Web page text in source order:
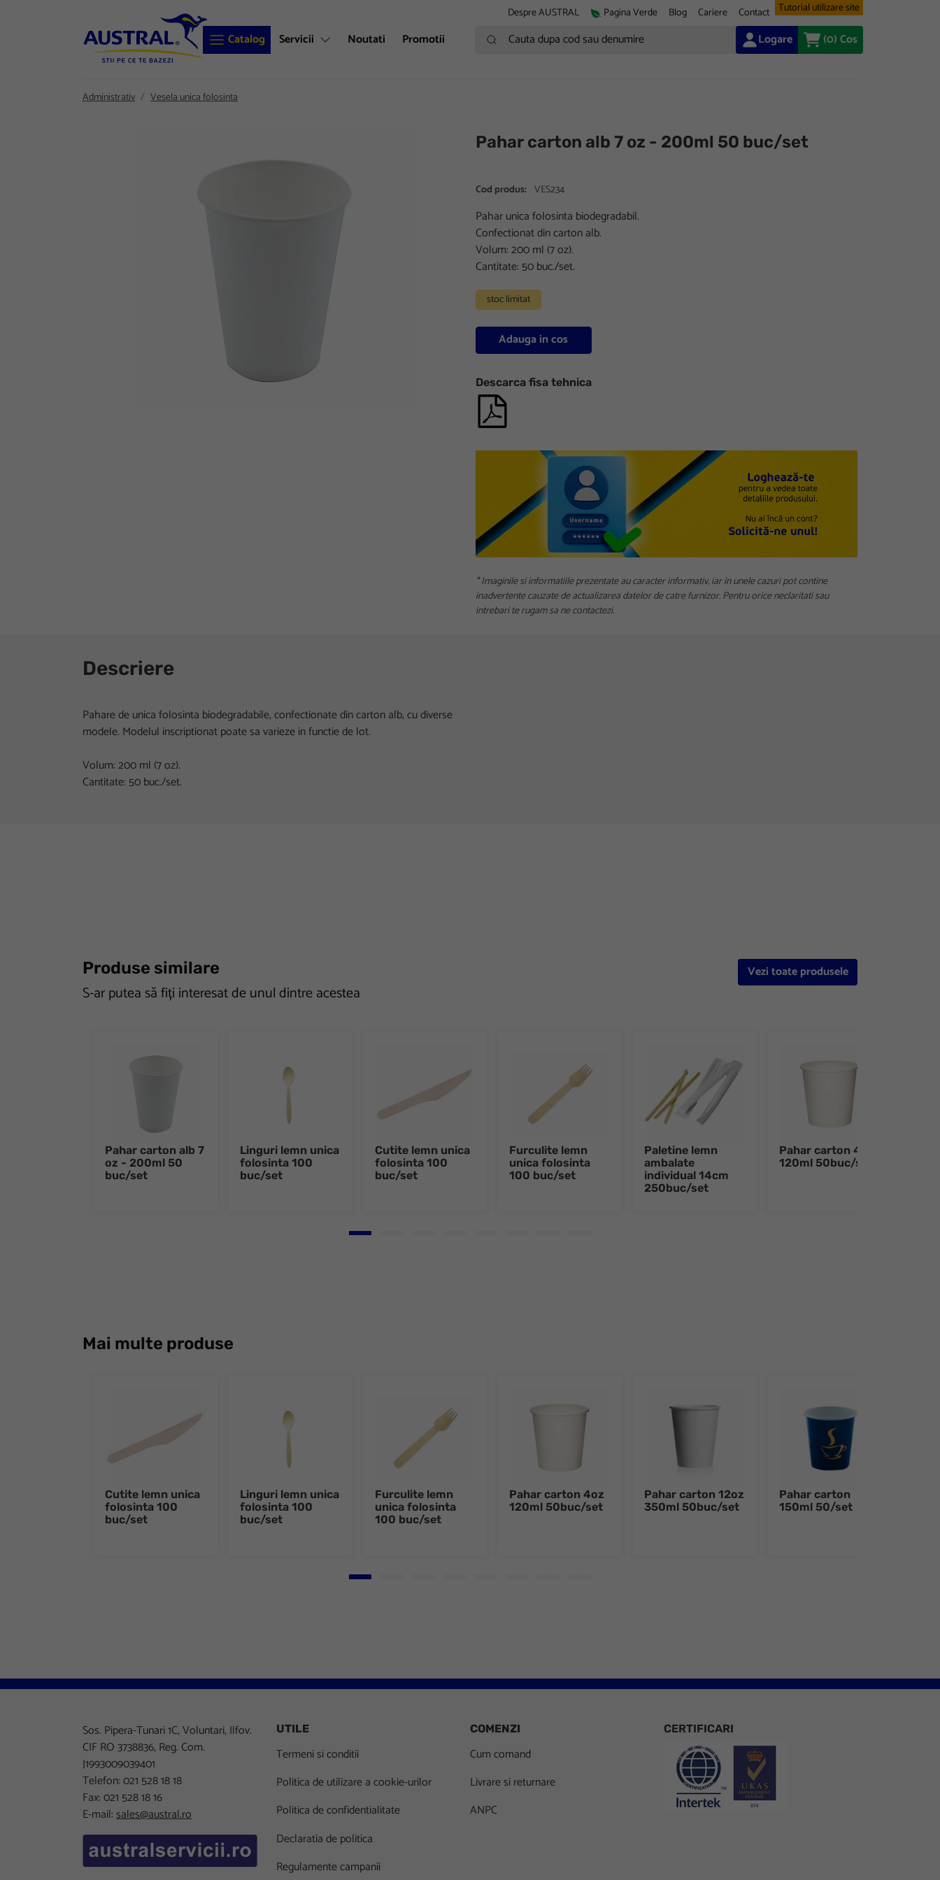
Despre AUSTRAL Pagina Verde Blog Cariere Contact Tutorial utilizare site
Catalog Servicii Noutati Promotii Cauta dupa cod sau denumire Logare (0)Cos
Administrativ Vesela unica folosinta
Pahar carton alb 7 oz - 200ml 50 buc/set
Cod produs: VES234
Pahar unica folosinta biodegradabil.
Confectionat din carton alb.
Volum: 200 ml (7 oz).
Cantitate: 50 buc./set.
stoc limitat
Adauga in cos
Descarca fisa tehnica
* Imaginile si informatiile prezentate au caracter informativ, iar in unele cazuri pot contine
inadvertente cauzate de actualizarea datelor de catre furnizor. Pentru orice neclaritati sau
intrebari te rugam sa ne contactezi.
Descriere
Pahare de unica folosinta biodegradabile, confectionate din carton alb, cu diverse
modele. Modelul inscriptionat poate sa varieze in functie de lot.
Volum: 200 ml (7 oz).
Cantitate: 50 buc./set.
Produse similare
S-ar putea să fiți interesat de unul dintre acestea
Vezi toate produsele
Pahar carton alb 7
oz - 200ml 50
buc/set
Linguri lemn unica
folosinta 100
buc/set
Cutite lemn unica
folosinta 100
buc/set
Furculite lemn
unica folosinta
100 buc/set
Paletine lemn
ambalate
individual 14cm
250buc/set
Pahar carton 4oz
120ml 50buc/set
Go to slide 1
Mai multe produse
Cutite lemn unica
folosinta 100
buc/set
Linguri lemn unica
folosinta 100
buc/set
Furculite lemn
unica folosinta
100 buc/set
Pahar carton 4oz
120ml 50buc/set
Pahar carton 12oz
350ml 50buc/set
Pahar carton
150ml 50/set
Go to slide 1
Sos. Pipera-Tunari 1C, Voluntari, Ilfov.
CIF RO 3738836, Reg. Com.
J1993009039401
Telefon: 021 528 18 18
Fax: 021 528 18 16
E-mail:sales@austral.ro
UTILE
Termeni si conditii
Politica de utilizare a cookie-urilor
Politica de confidentialitate
Declaratia de politica
Regulamente campanii
COMENZI
Cum comand
Livrare si returnare
ANPC
CERTIFICARI